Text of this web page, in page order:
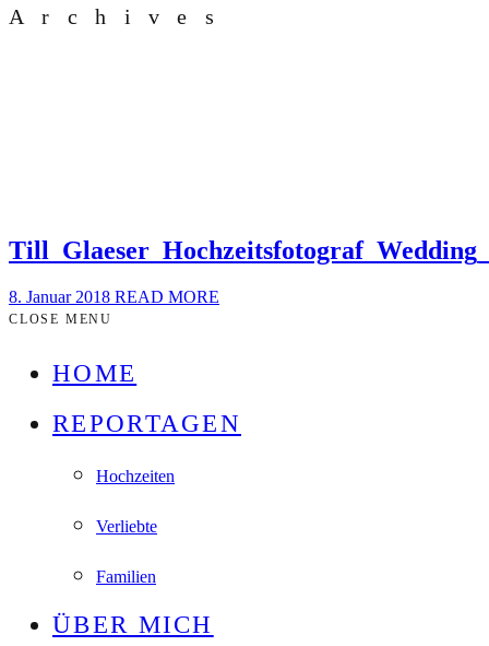
Archives
8. Januar 2018 READ MORE
CLOSE MENU
HOME
REPORTAGEN
Hochzeiten
Verliebte
Familien
ÜBER MICH